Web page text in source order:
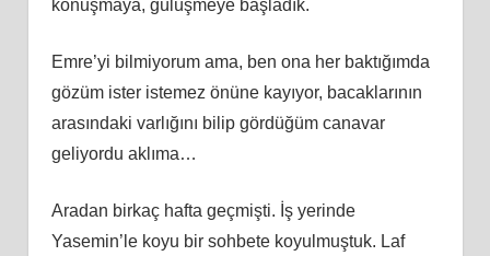
konuşmaya, gülüşmeye başladık.
Emre’yi bilmiyorum ama, ben ona her baktığımda
gözüm ister istemez önüne kayıyor, bacaklarının
arasındaki varlığını bilip gördüğüm canavar
geliyordu aklıma…
Aradan birkaç hafta geçmişti. İş yerinde
Yasemin’le koyu bir sohbete koyulmuştuk. Laf